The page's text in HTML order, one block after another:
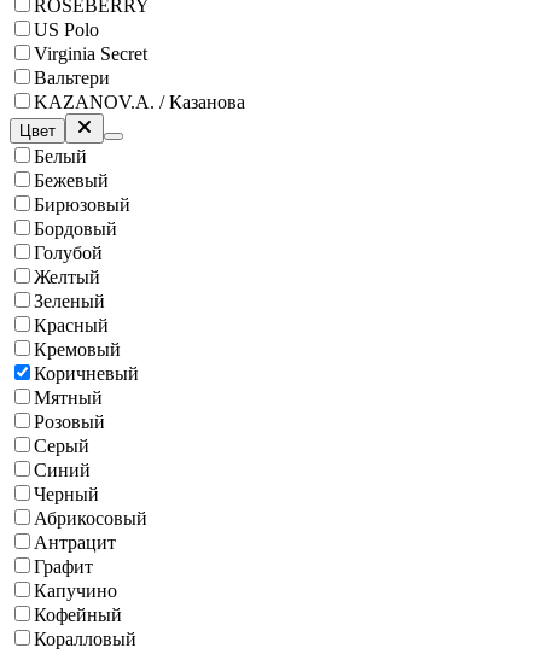
ROSEBERRY
US Polo
Virginia Secret
Вальтери
KAZANOV.A. / Казанова
Цвет
Белый
Бежевый
Бирюзовый
Бордовый
Голубой
Желтый
Зеленый
Красный
Кремовый
Коричневый
Мятный
Розовый
Серый
Синий
Черный
Абрикосовый
Антрацит
Графит
Капучино
Кофейный
Коралловый